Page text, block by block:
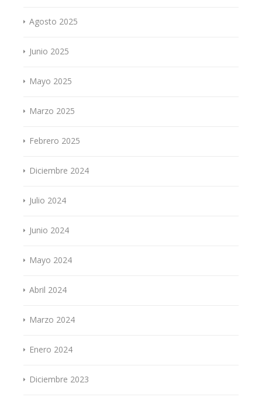
Agosto 2025
Junio 2025
Mayo 2025
Marzo 2025
Febrero 2025
Diciembre 2024
Julio 2024
Junio 2024
Mayo 2024
Abril 2024
Marzo 2024
Enero 2024
Diciembre 2023